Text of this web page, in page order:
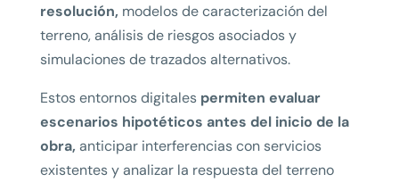
resolución, modelos de caracterización del
terreno, análisis de riesgos asociados y
simulaciones de trazados alternativos.
Estos entornos digitales permiten evaluar
escenarios hipotéticos antes del inicio de la
obra, anticipar interferencias con servicios
existentes y analizar la respuesta del terreno